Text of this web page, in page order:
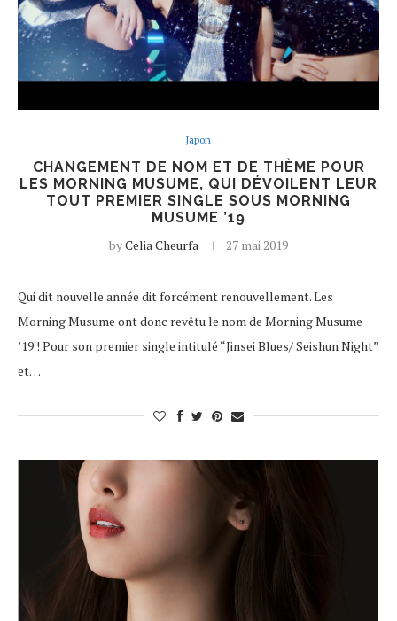
Japon
CHANGEMENT DE NOM ET DE THÈME POUR
LES MORNING MUSUME, QUI DÉVOILENT LEUR
TOUT PREMIER SINGLE SOUS MORNING
MUSUME ’19
byCelia Cheurfa 27 mai 2019
Qui dit nouvelle année dit forcément renouvellement. Les
Morning Musume ont donc revêtu le nom de Morning Musume
’19 ! Pour son premier single intitulé “Jinsei Blues/ Seishun Night”
et…